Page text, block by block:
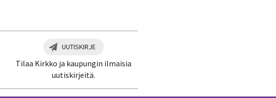
UUTISKIRJE
Tilaa Kirkko ja kaupungin ilmaisia
uutiskirjeitä.